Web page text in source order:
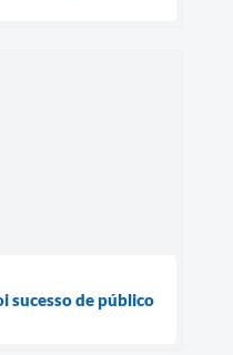
sucesso de público